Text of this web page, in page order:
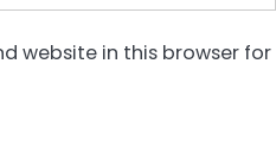
website in this browser for